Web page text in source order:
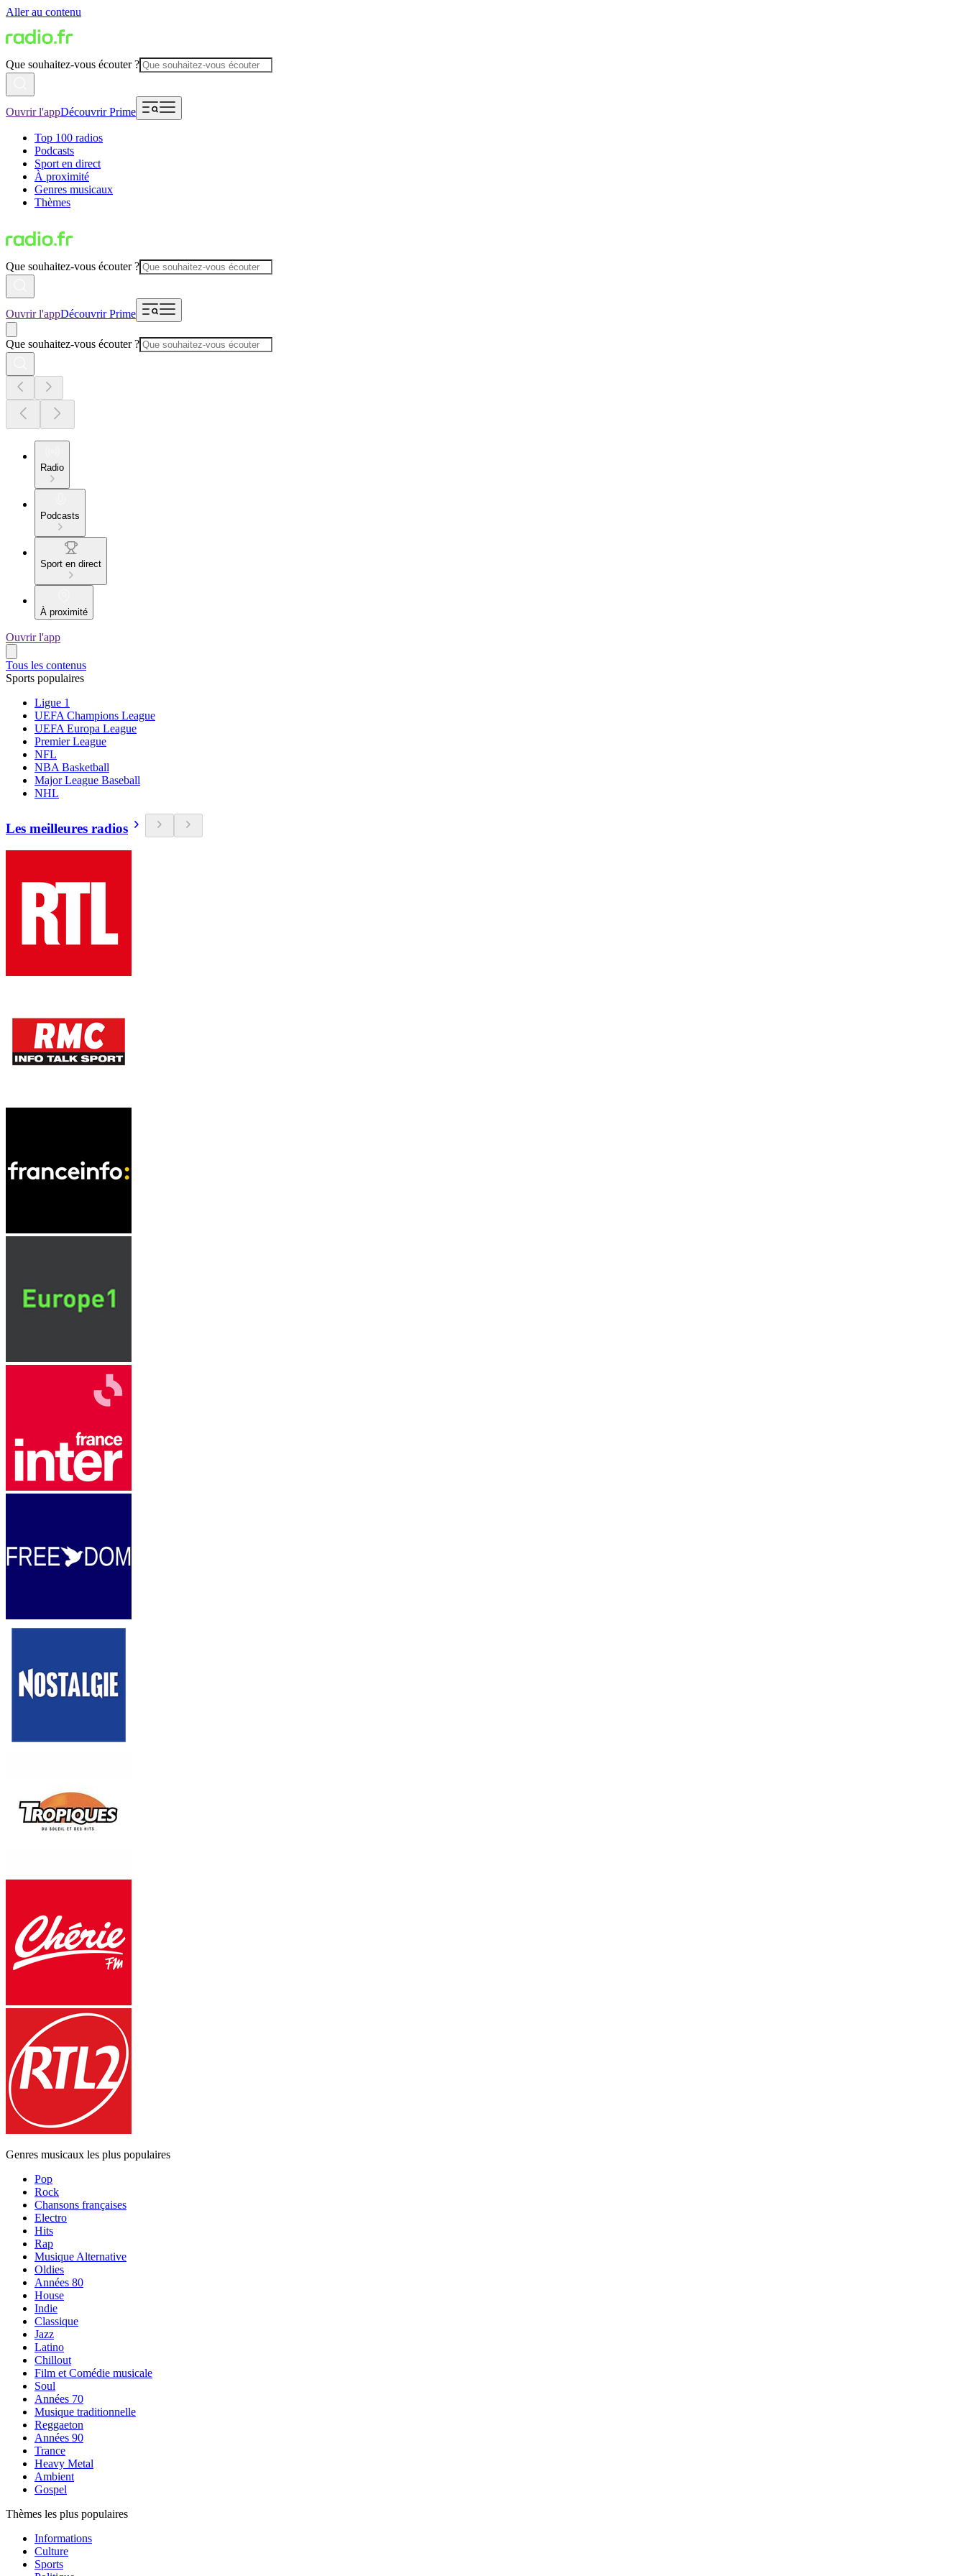
Aller au contenu
Que souhaitez-vous écouter ?
Ouvrir l'appDécouvrir Prime
Top 100 radios
Podcasts
Sport en direct
À proximité
Genres musicaux
Thèmes
Que souhaitez-vous écouter ?
Ouvrir l'appDécouvrir Prime
Que souhaitez-vous écouter ?
Radio
Podcasts
Sport en direct
À proximité
Ouvrir l'app
Tous les contenus
Sports populaires
Ligue 1
UEFA Champions League
UEFA Europa League
Premier League
NFL
NBA Basketball
Major League Baseball
NHL
Les meilleures radios
Genres musicaux les plus populaires
Pop
Rock
Chansons françaises
Electro
Hits
Rap
Musique Alternative
Oldies
Années 80
House
Indie
Classique
Jazz
Latino
Chillout
Film et Comédie musicale
Soul
Années 70
Musique traditionnelle
Reggaeton
Années 90
Trance
Heavy Metal
Ambient
Gospel
Thèmes les plus populaires
Informations
Culture
Sports